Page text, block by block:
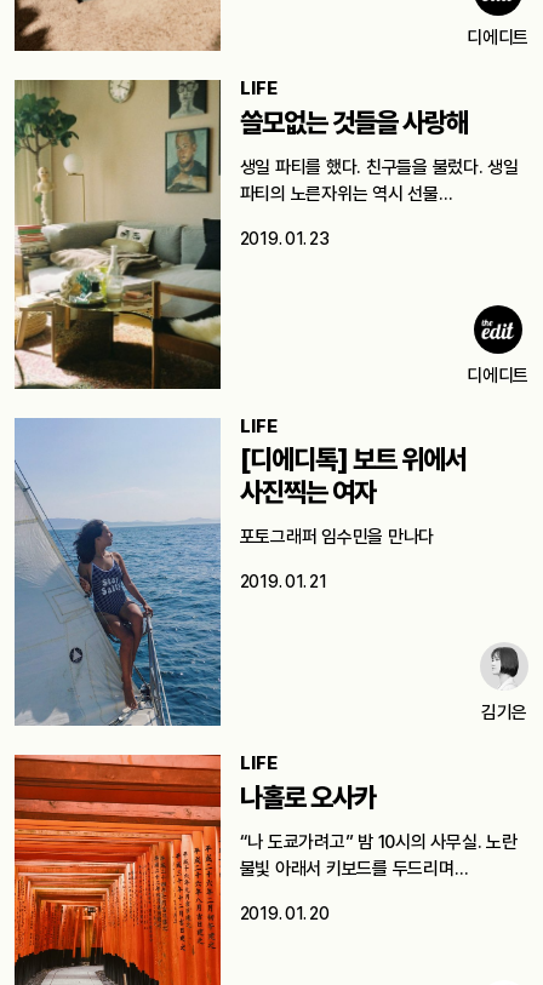
디에디트
LIFE
쓸모없는 것들을 사랑해
생일 파티를 했다. 친구들을 불렀다. 생일
파티의 노른자위는 역시 선물…
2019. 01. 23
디에디트
LIFE
[디에디톡] 보트 위에서
사진찍는 여자
포토그래퍼 임수민을 만나다
2019. 01. 21
김기은
LIFE
나홀로 오사카
“나 도쿄가려고” 밤 10시의 사무실. 노란
불빛 아래서 키보드를 두드리며…
2019. 01. 20